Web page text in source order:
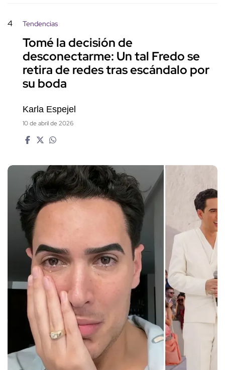
4 Tendencias
Tomé la decisión de
desconectarme: Un tal Fredo se
retira de redes tras escándalo por
su boda
Karla Espejel
10 de abril de 2026